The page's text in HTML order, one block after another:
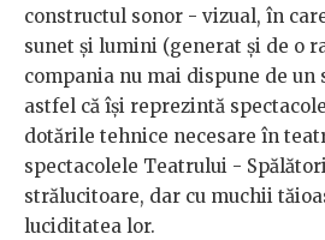
constructul sonor - vizual, în
sunet şi lumini (generat şi de o
compania nu mai dispune de un
astfel că îşi reprezintă
dotările tehnice necesare în
spectacolele Teatrului -
strălucitoare, dar cu muchii
luciditatea lor.